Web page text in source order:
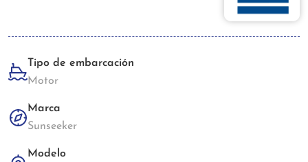
Tipo de embarcación
Motor
Marca
Sunseeker
Modelo